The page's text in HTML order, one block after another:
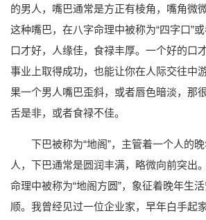
的男人，嘴巴通常是方正有棱角，嘴角微
这种嘴巴，在八字命理中被称为“四字口”
口才好，人缘佳，食禄丰厚。一个好的口
事业上取得成功，也能让你在人际交往中
果一个男人嘴巴歪斜，或者唇色暗淡，那
舌是非，或者食禄不佳。
下巴被称为“地阁”，主管着一个人的
人，下巴通常是圆润丰满，略微向前突出
命理中被称为“地阁方圆”，象征着晚年生
顺。我曾经见过一位企业家，早年白手起